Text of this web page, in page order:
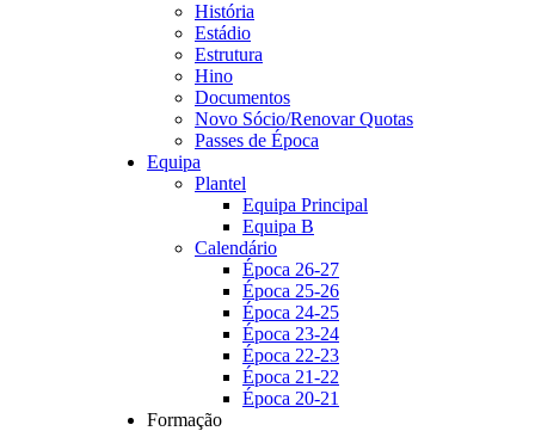
História
Estádio
Estrutura
Hino
Documentos
Novo Sócio/Renovar Quotas
Passes de Época
Equipa
Plantel
Equipa Principal
Equipa B
Calendário
Época 26-27
Época 25-26
Época 24-25
Época 23-24
Época 22-23
Época 21-22
Época 20-21
Formação